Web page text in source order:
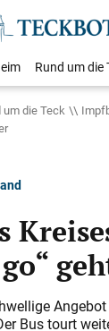
Rund um die
um die Teck
Bus tourt